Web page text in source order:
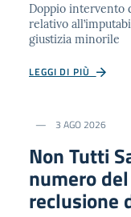
Doppio intervento
relativo
giustizia minorile
LEGGI DI PIÙ
3 AGO 2026
Non Tutti
numero
reclusione